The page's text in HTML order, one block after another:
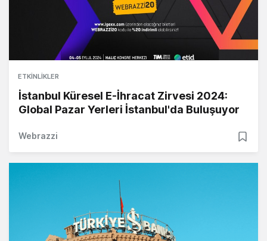
ETKINLIKLER
İstanbul Küresel E-İhracat Zirvesi 2024:
Global Pazar Yerleri İstanbul'da Buluşuyor
Webrazzi